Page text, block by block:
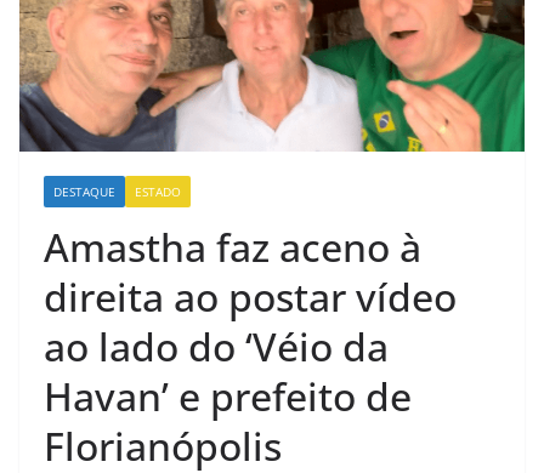
DESTAQUE ESTADO
Amastha faz aceno à
direita ao postar vídeo
ao lado do ‘Véio da
Havan’ e prefeito de
Florianópolis